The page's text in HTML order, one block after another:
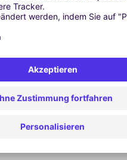
(P)